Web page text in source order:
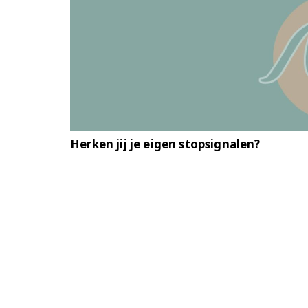
Herken jij je eigen stopsignalen?